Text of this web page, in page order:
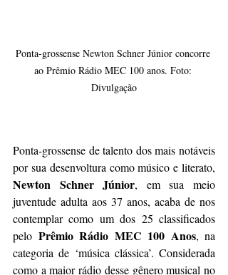
Ponta-grossense Newton Schner Júnior concorre
ao Prêmio Rádio MEC 100 anos. Foto:
Divulgação
Ponta-grossense de talento dos mais notáveis
Newton Schner Júnior, em sua meio
juventude adulta aos 37 anos, acaba de nos
contemplar como um dos 25 classificados
pelo Prêmio Rádio MEC 100 Anos, na
categoria de ‘música clássica’. Considerada
como a maior rádio desse gênero musical no